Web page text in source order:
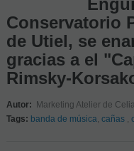
Conservatorio
de Utiel, se
gracias a el
Rimsky-
Autor: Marketing Atelier de Celia
Tags: banda de música cañas